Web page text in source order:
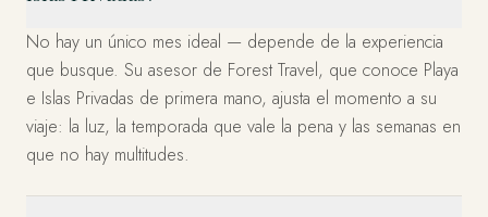
No hay un único mes ideal — depende de la experiencia
que busque. Su asesor de Forest Travel, que conoce Playa
e Islas Privadas de primera mano, ajusta el momento a su
viaje: la luz, la temporada que vale la pena y las semanas en
que no hay multitudes.